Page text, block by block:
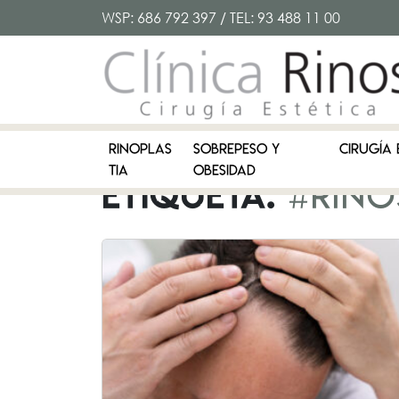
WSP: 686 792 397 / TEL:93 488 11 00
RINOPLAS
TIA
SOBREPESO Y
OBESIDAD
CIRUGÍA
Etiqueta: